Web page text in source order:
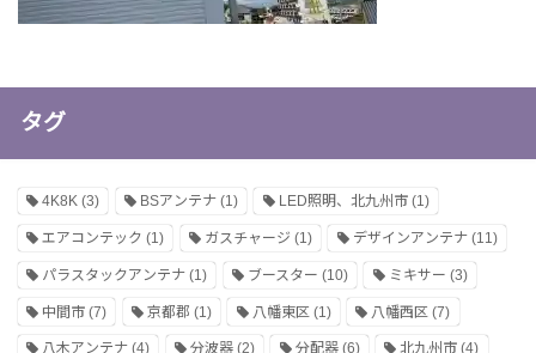
タグ
4K8K (3) BSアンテナ(1) LED照明、北九州市(1)
エアコンテック (1) ガスチャージ (1) デザインアンテナ(11)
パラスタックアンテナ (1) ブースター (10) ミキサー (3)
中間市 (7) 京都郡 (1) 八幡東区 (1) 八幡西区 (7)
八木アンテナ (4) 分波器(2) 分配器(6) 北九州市 (4)